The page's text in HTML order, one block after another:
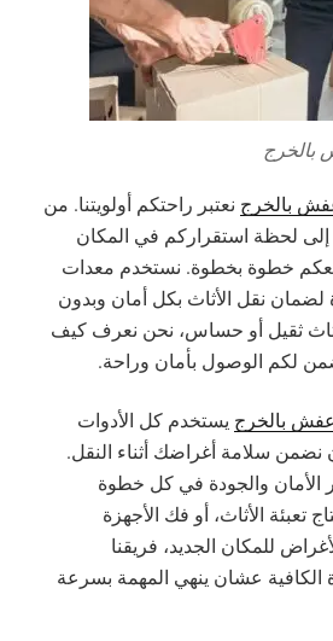
بالخرج نعتبر راحتكم أولويتنا. من
إلى لحظة استقراركم في المكان
معكم خطوة بخطوة. نستخدم معدات
لضمان نقل الأثاث بكل أمان وبدون
ثقيل أو حساس، نحن نعرف كيف
لكم الوصول بأمان وراحة.
بالخرج يستخدم كل الأدوات
نضمن سلامة أغراضك أثناء النقل.
الأمان والجودة في كل خطوة
تعبئة الأثاث، أو فك الأجهزة
للمكان الجديد، فريقنا
عشان ينهي المهمة بسرعة